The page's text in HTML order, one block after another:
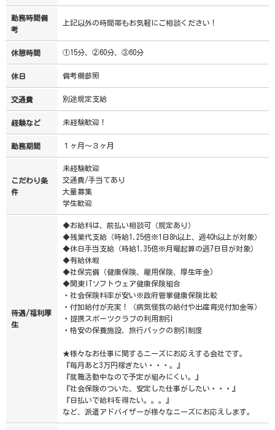
勤務時間備
考
上記以外の時間帯もお気軽にご相談ください！
休憩時間 ①15分、②60分、③60分
休日 備考欄参照
交通費 別途規定支給
経験など 未経験歓迎！
勤務期間 １ヶ月～３ヶ月
こだわり条
件
未経験歓迎
交通費/手当てあり
大量募集
学生歓迎
待遇/福利厚
生
◆お給料は、前払い相談可（規定あり）
◆残業代支給（時給1.25倍※1日8h以上、週40h以上が対象）
◆休日手当支給（時給1.35倍※月曜起算の週7日目が対象）
◆有給休暇
◆社保完備（健康保険、雇用保険、厚生年金)
◆関東ITソフトウェア健康保険組合
・社会保険料率が安い※政府管掌健康保険比較
・付加給付が充実！（病気怪我の給付や出産育児付加金等）
・提携スポーツクラブの利用割引
・格安の保養施設、旅行パックの割引制度
★様々なお仕事に関するニーズにお応えする会社です。
『毎月あと3万円稼ぎたい・・・。』
『就職活動中なので予定が組みにくい。』
『社会保険のついた、安定した仕事がしたい・・・』
『日払いで給料を得たい。。。』
など、派遣アドバイザーが様々なニーズにお応えします。